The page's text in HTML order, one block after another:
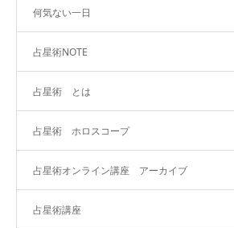
何気ない一日
占星術NOTE
占星術 とは
占星術 ホロスコープ
占星術オンライン講座 アーカイブ
占星術講座